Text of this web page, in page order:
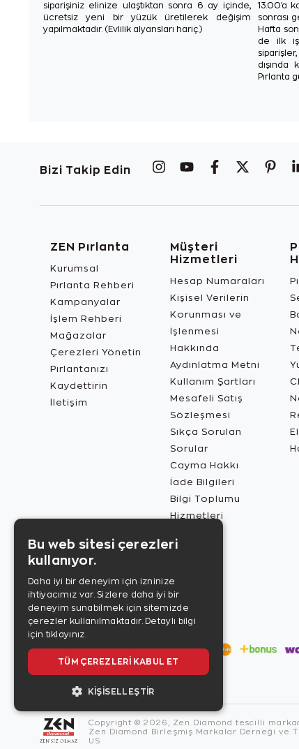
siparişiniz elinize ulaştıktan sonra 6 ay içinde,
ücretsiz yeni bir yüzük üretilerek değişim
yapılmaktadır. (Evlilik alyansları hariç.)
13.00'a
sonrası
Hafta
de ilk iş
Pırlanta
Bizi Takip Edin
ZEN Pırlanta
Kurumsal
Pırlanta Rehberi
Kampanyalar
İşlem Rehberi
Mağazalar
Çerezleri Yönetin
Pırlantanızı
Kaydettirin
İletişim
Müşteri
Hizmetleri
Hesap Numaraları
Kişisel Verilerin
Korunması ve
İşlenmesi
Hakkında
Aydınlatma Metni
Kullanım Şartları
Mesafeli Satış
Sözleşmesi
Sıkça Sorulan
Sorular
Cayma Hakkı
İade Bilgileri
Bilgi Toplumu
Hizmetleri
Copyright © 2026, Zen Diamond tescilli
Zen Diamond Birleşmiş Markalar Derneği ve
US
Bu web sitesi çerezleri
kullanıyor.
Daha iyi bir deneyim için izninize
ihtiyacımız var. Sizlere daha iyi bir
deneyim sunabilmek için sitemizde
çerezler kullanılmaktadır. Detaylı bilgi
için tıklayınız.
TÜM ÇEREZLERI KABUL ET
KIŞISELLEŞTIR